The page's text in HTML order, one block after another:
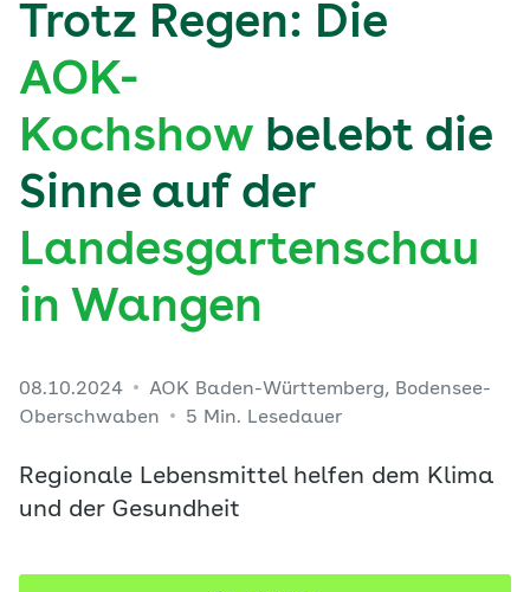
Trotz Regen: Die
AOK-
Kochshow belebt die
Sinne auf der
Landesgartenschau
in Wangen
08.10.2024
AOK Baden-Württemberg, Bodensee-
Oberschwaben
5 Min. Lesedauer
Regionale Lebensmittel helfen dem Klima
und der Gesundheit